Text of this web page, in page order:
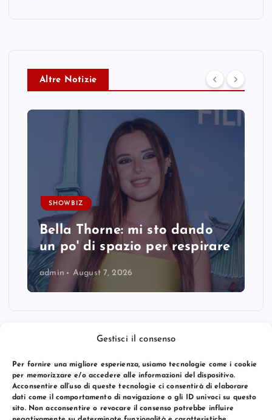
Gestisci il consenso
Per fornire una migliore esperienza, usiamo tecnologie come i cookie
per memorizzare e/o accedere alle informazioni del dispositivo.
Acconsentire all’uso di queste tecnologie ci consentirà di elaborare
dati come il comportamento di navigazione o gli ID univoci su questo
sito. Non acconsentire o revocare il consenso potrebbe influire
Altre Notizie
SHOWBIZ
Bella Thorne: mi sto dando
un po' di spazio per respirare
admin August 7, 2026